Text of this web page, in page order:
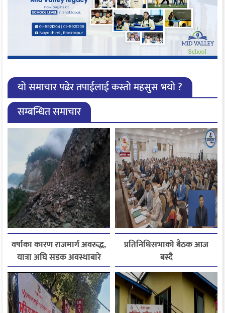
यो समाचार पढेर तपाईलाई कस्तो महसुस भयो ?
सम्बन्धित समाचार
वर्षाका कारण राजमार्ग अवरुद्ध,
यात्रा अघि सडक अवस्थाबारे
जानकारी लिन आग्रह
प्रतिनिधिसभाको बैठक आज
बस्दै